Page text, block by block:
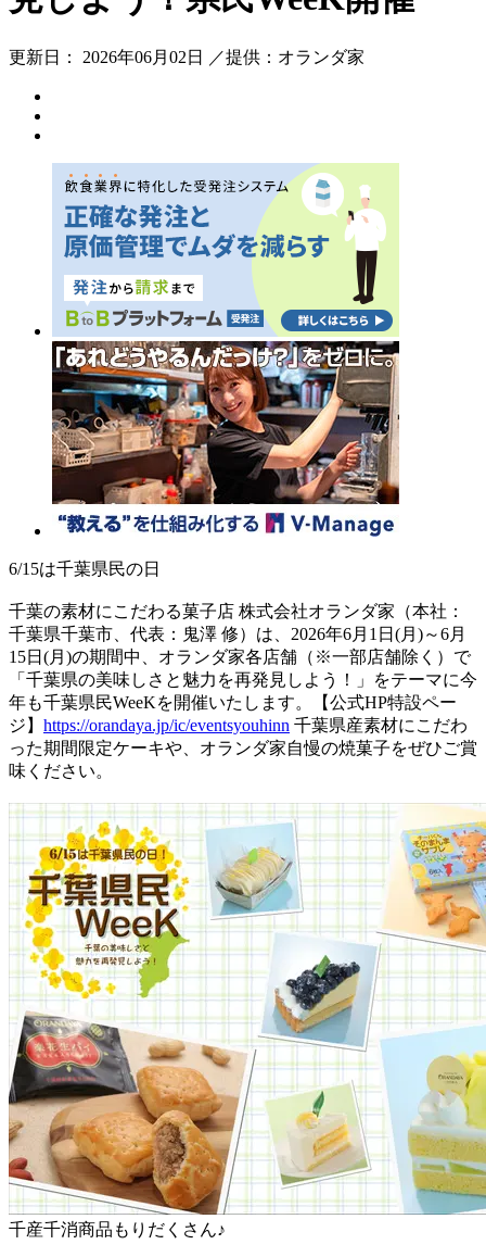
更新日： 2026年06月02日 ／提供：オランダ家
6/15は千葉県民の日
千葉の素材にこだわる菓子店 株式会社オランダ家（本社：
千葉県千葉市、代表：鬼澤 修）は、2026年6月1日(月)～6月
15日(月)の期間中、オランダ家各店舗（※一部店舗除く）で
「千葉県の美味しさと魅力を再発見しよう！」をテーマに今
年も千葉県民WeeKを開催いたします。【公式HP特設ペー
ジ】 https://orandaya.jp/ic/eventsyouhinn 千葉県産素材にこだわ
った期間限定ケーキや、オランダ家自慢の焼菓子をぜひご賞
味ください。
千産千消商品もりだくさん♪